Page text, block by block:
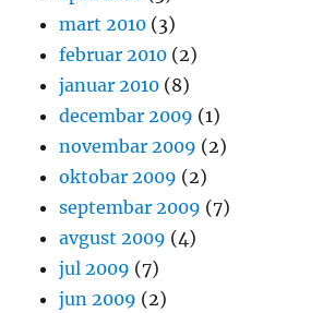
mart 2010 (3)
februar 2010 (2)
januar 2010 (8)
decembar 2009 (1)
novembar 2009 (2)
oktobar 2009 (2)
septembar 2009 (7)
avgust 2009 (4)
jul 2009 (7)
jun 2009 (2)